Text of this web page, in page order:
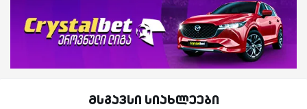
მსგავსი სიახლეები